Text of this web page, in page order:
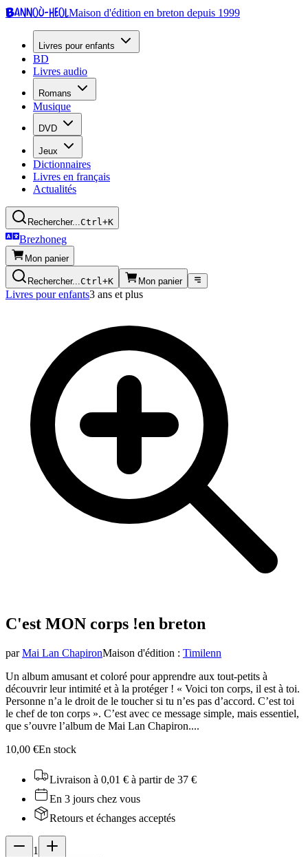
Bannoù-heolMaison d'édition en breton depuis 1999
Livres pour enfants
BD
Livres audio
Romans
Musique
DVD
Jeux
Dictionnaires
Livres en français
Actualités
Rechercher...Ctrl+K
Brezhoneg
Mon panier
Rechercher...Ctrl+K Mon panier
Livres pour enfants3 ans et plus
C'est MON corps !en breton
par Mai Lan ChapironMaison d'édition : Timilenn
Un album amusant et coloré pour apprendre aux tout-petits à
découvrir leur intimité et à la protéger ! « Voici ton corps, il est à toi.
Personne n’a le droit de le toucher si tu n’es pas d’accord. C’est toi
le chef de ton corps ». C’est avec ce message simple, mais essentiel,
que s’ouvre l’album de Mai Lan Chapiron....
10,00 €En stock
Livraison à 0,01 € à partir de 37 €
En 3 jours chez vous
Retours et échanges acceptés
1